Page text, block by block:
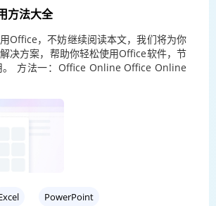
方法大全
Office，不妨继续阅读本文，我们将为你
决方案，帮助你轻松使用Office软件，节
。 方法一：Office Online Office Online
PowerPoint